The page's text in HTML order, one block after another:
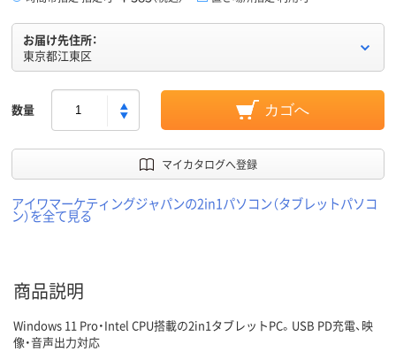
お届け先住所：
東京都江東区
数量 カゴへ
マイカタログへ登録
アイワマーケティングジャパンの2in1パソコン（タブレットパソコ
ン）を全て見る
商品説明
Windows 11 Pro・Intel CPU搭載の2in1タブレットPC。USB PD充電、映
像・音声出力対応